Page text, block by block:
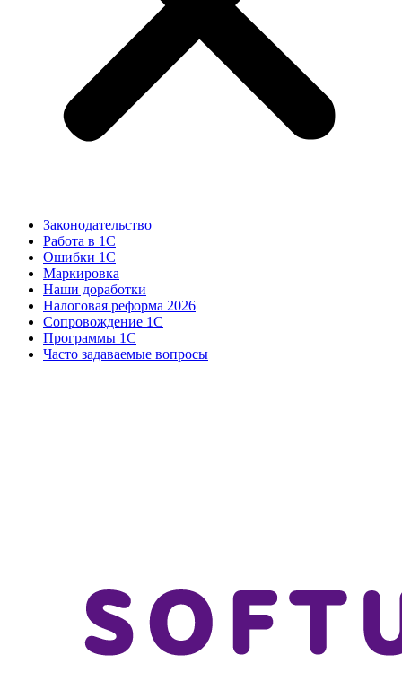
Законодательство
Работа в 1С
Ошибки 1С
Маркировка
Наши доработки
Налоговая реформа 2026
Сопровождение 1С
Программы 1С
Часто задаваемые вопросы